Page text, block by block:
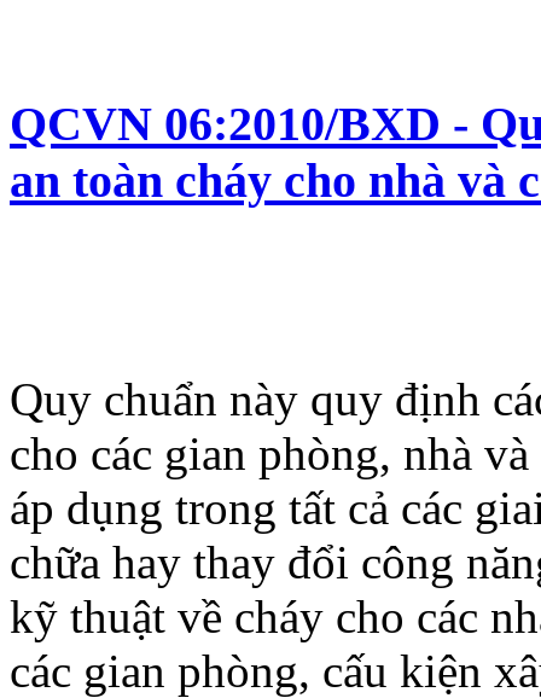
QCVN 06:2010/BXD -
an toàn cháy cho nhà và
Quy chuẩn này quy định
cho các gian phòng, nhà
áp dụng trong tất cả các
chữa hay thay đổi công
kỹ thuật về cháy cho các
các gian phòng, cấu kiện